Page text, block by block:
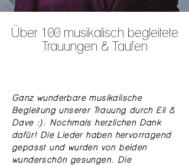
Über 100 musikalisch begleitete
Trauungen & Taufen
Ganz wunderbare musikalische
Begleitung unserer Trauung durch Eli &
Dave :). Nochmals herzlichen Dank
dafür! Die Lieder haben hervorragend
gepasst und wurden von beiden
wunderschön gesungen. Die